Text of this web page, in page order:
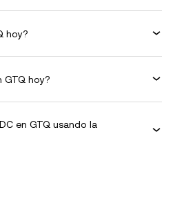
hoy?
GTQ hoy?
en GTQ usando la